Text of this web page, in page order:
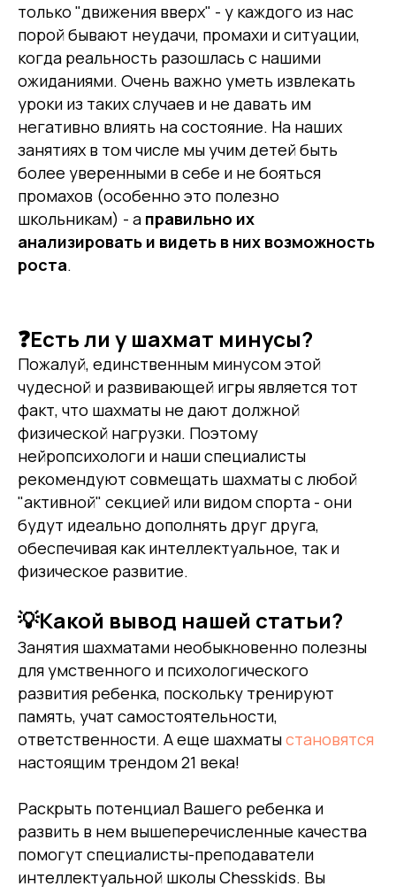
только "движения вверх" - у каждого из нас
порой бывают неудачи, промахи и ситуации,
когда реальность разошлась с нашими
ожиданиями. Очень важно уметь извлекать
уроки из таких случаев и не давать им
негативно влиять на состояние. На наших
занятиях в том числе мы учим детей быть
более уверенными в себе и не бояться
промахов (особенно это полезно
школьникам) - а правильно их
анализировать и видеть в них возможность
роста.
❓Есть ли у шахмат минусы?
Пожалуй, единственным минусом этой
чудесной и развивающей игры является тот
факт, что шахматы не дают должной
физической нагрузки. Поэтому
нейропсихологи и наши специалисты
рекомендуют совмещать шахматы с любой
"активной" секцией или видом спорта - они
будут идеально дополнять друг друга,
обеспечивая как интеллектуальное, так и
физическое развитие.
💡Какой вывод нашей статьи?
Занятия шахматами необыкновенно полезны
для умственного и психологического
развития ребенка, поскольку тренируют
память, учат самостоятельности,
ответственности. А еще шахматыстановятся
настоящим трендом 21 века!
Раскрыть потенциал Вашего ребенка и
развить в нем вышеперечисленные качества
помогут специалисты-преподаватели
интеллектуальной школы Сhesskids. Вы
*Instagram, продукт компании
Meta, которая признана
экстремистской организацией
в России
ИП Симонов П.И.
ИНН 772019579685
ОГРНИП
313774602400881
Наверх
Главная
Турниры
Приведи друга
Курс и тетради
school@chesskids.online